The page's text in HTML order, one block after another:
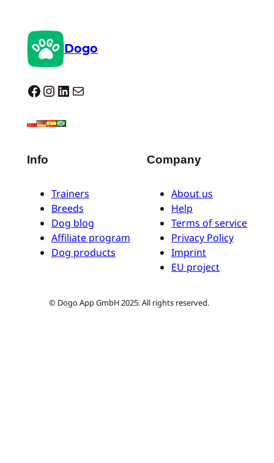
Dogo
Dogo facebook InstagramLinkedIn E-mail
Info
Trainers
Breeds
Dog blog
Affiliate program
Dog products
Company
About us
Help
Terms of service
Privacy Policy
Imprint
EU project
© Dogo App GmbH 2025. All rights reserved.